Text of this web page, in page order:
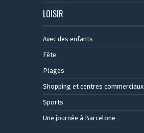
LOISIR
Avec des enfants
Fête
Plages
Shopping et centres commerciaux
Sports
Une journée à Barcelone